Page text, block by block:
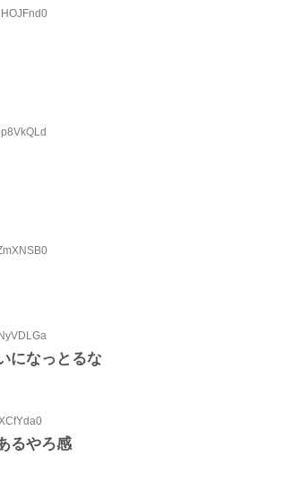
になっとるな
るやろ感